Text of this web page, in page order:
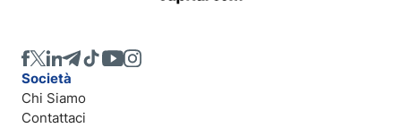
Società
Chi Siamo
Contattaci